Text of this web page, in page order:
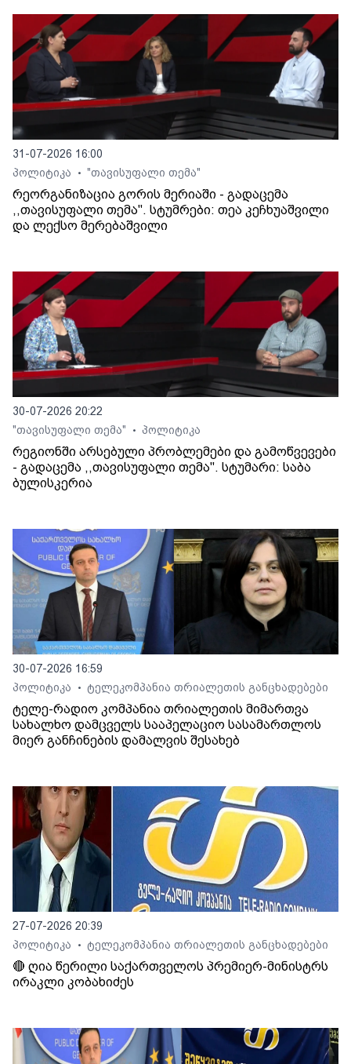
31-07-2026 16:00
პოლიტიკა
• "თავისუფალი თემა"
რეორგანიზაცია გორის მერიაში - გადაცემა
,,თავისუფალი თემა". სტუმრები: თეა კეჩხუაშვილი
და ლექსო მერებაშვილი
30-07-2026 20:22
"თავისუფალი თემა"
• პოლიტიკა
რეგიონში არსებული პრობლემები და გამოწვევები
- გადაცემა ,,თავისუფალი თემა". სტუმარი: საბა
ბულისკერია
30-07-2026 16:59
პოლიტიკა
• ტელეკომპანია თრიალეთის განცხადებები
ტელე-რადიო კომპანია თრიალეთის მიმართვა
სახალხო დამცველს სააპელაციო სასამართლოს
მიერ განჩინების დამალვის შესახებ
27-07-2026 20:39
პოლიტიკა
• ტელეკომპანია თრიალეთის განცხადებები
🔴 ღია წერილი საქართველოს პრემიერ-მინისტრს
ირაკლი კობახიძეს